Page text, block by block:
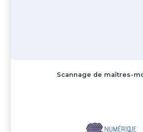
Scannage de maîtres-